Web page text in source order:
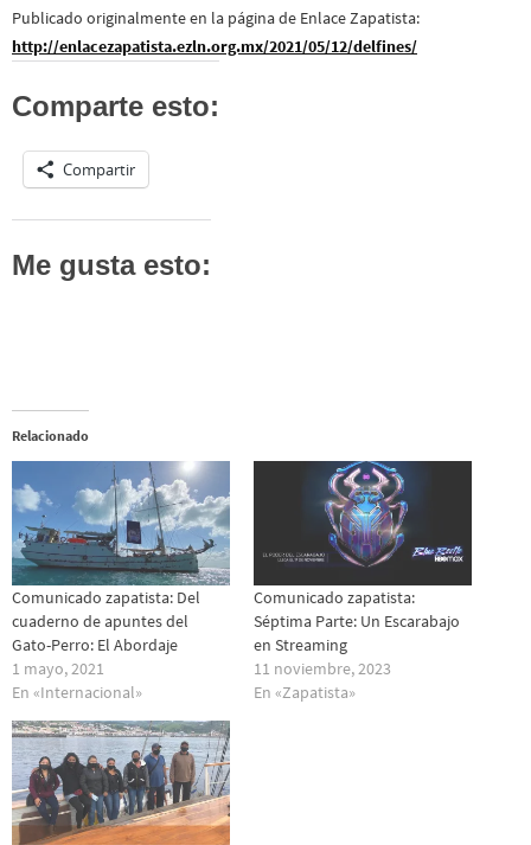
Publicado originalmente en la página de Enlace Zapatista:
http://enlacezapatista.ezln.org.mx/2021/05/12/delfines/
Comparte esto:
Compartir
Me gusta esto:
Relacionado
Comunicado zapatista: Del
cuaderno de apuntes del
Gato-Perro: El Abordaje
1 mayo, 2021
En «Internacional»
Comunicado zapatista:
Séptima Parte: Un Escarabajo
en Streaming
11 noviembre, 2023
En «Zapatista»